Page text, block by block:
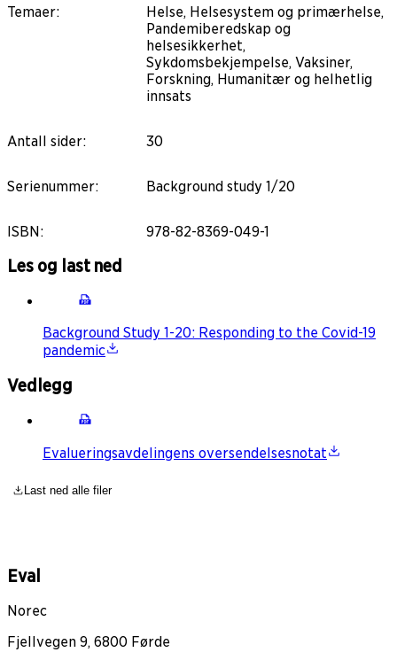
Temaer:
Helse, Helsesystem og primærhelse,
Pandemiberedskap og
helsesikkerhet,
Sykdomsbekjempelse, Vaksiner,
Forskning, Humanitær og helhetlig
innsats
Antall sider: 30
Serienummer: Background study 1/20
ISBN: 978-82-8369-049-1
Les og last ned
Background Study 1-20: Responding to the Covid-19
pandemic
Vedlegg
Evalueringsavdelingens oversendelsesnotat
Last ned alle filer
Eval
Norec
Fjellvegen 9, 6800 Førde